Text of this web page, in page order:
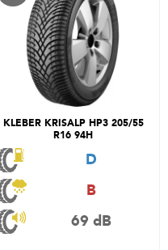
KLEBER KRISALP HP3 205/55
R16 94H
D
B
69 dB